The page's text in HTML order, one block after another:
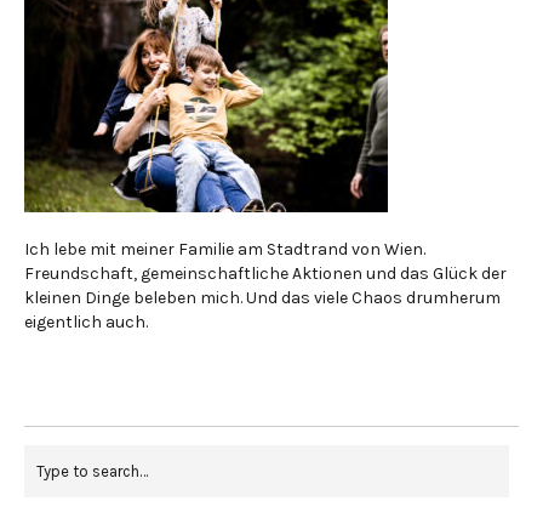
Ich lebe mit meiner Familie am Stadtrand von Wien.
Freundschaft, gemeinschaftliche Aktionen und das Glück der
kleinen Dinge beleben mich. Und das viele Chaos drumherum
eigentlich auch.